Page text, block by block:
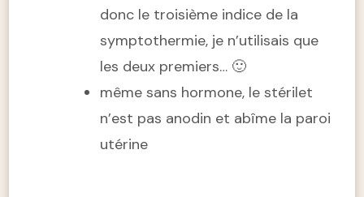
donc le troisième indice de la
symptothermie, je n’utilisais que
les deux premiers… 🙂
même sans hormone, le stérilet
n’est pas anodin et abîme la paroi
utérine